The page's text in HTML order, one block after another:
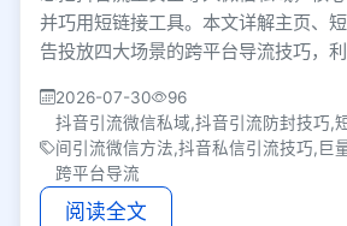
并巧用短链接工具。本文详解主页、
告投放四大场景的跨平台导流技巧，
2026-07-30
96
抖音引流微信私域,抖音引流防封技巧,
间引流微信方法,抖音私信引流技巧,巨
跨平台导流
阅读全文